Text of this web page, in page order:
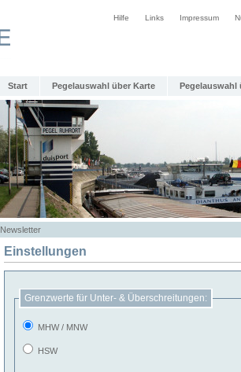
Hilfe Links Impressum
Start Pegelauswahl über Karte Pegelauswahl
Newsletter
Einstellungen
Grenzwerte für Unter- & Überschreitungen:
MHW / MNW
HSW